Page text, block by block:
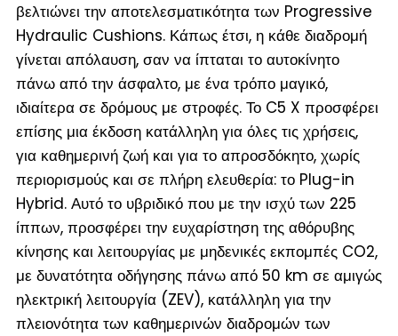
βελτιώνει την αποτελεσματικότητα των Progressive
Hydraulic Cushions. Κάπως έτσι, η κάθε διαδρομή
γίνεται απόλαυση, σαν να ίπταται το αυτοκίνητο
πάνω από την άσφαλτο, με ένα τρόπο μαγικό,
ιδιαίτερα σε δρόμους με στροφές. Το C5 X προσφέρει
επίσης μια έκδοση κατάλληλη για όλες τις χρήσεις,
για καθημερινή ζωή και για το απροσδόκητο, χωρίς
περιορισμούς και σε πλήρη ελευθερία: το Plug-in
Hybrid. Αυτό το υβριδικό που με την ισχύ των 225
ίππων, προσφέρει την ευχαρίστηση της αθόρυβης
κίνησης και λειτουργίας με μηδενικές εκπομπές CO2,
με δυνατότητα οδήγησης πάνω από 50 km σε αμιγώς
ηλεκτρική λειτουργία (ZEV), κατάλληλη για την
πλειονότητα των καθημερινών διαδρομών των